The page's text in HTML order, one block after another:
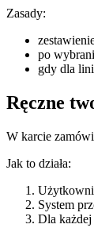
Zasady:
po
gdy dla
Ręczne
W karcie
Jak to działa:
System
Dla